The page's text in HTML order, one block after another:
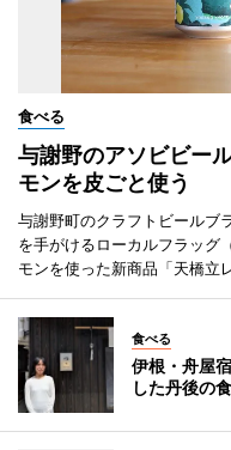
食べる
与謝野のアソビビー
モンを皮ごと使う
与謝野町のクラフトビールブ
を手がけるローカルフラッグ
モンを使った新商品「天橋立
食べる
伊根・舟屋
した丹後の